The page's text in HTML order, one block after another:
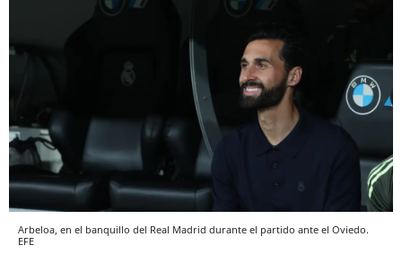
Arbeloa, en el banquillo del Real Madrid durante el partido ante el Oviedo.
EFE